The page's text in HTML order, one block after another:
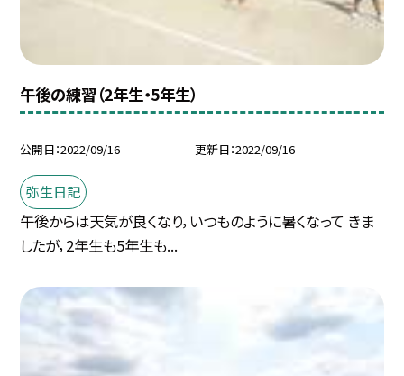
午後の練習（2年生・5年生）
公開日 2022/09/16 更新日 2022/09/16
弥生日記
午後からは天気が良くなり，いつものように暑くなって きま
したが，2年生も5年生も...